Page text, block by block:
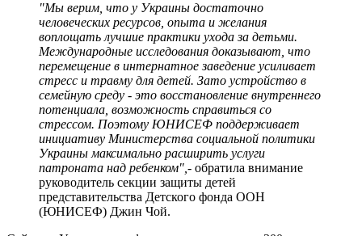
"Мы верим, что у Украины достаточно
человеческих ресурсов, опыта и желания
воплощать лучшие практики ухода за детьми.
Международные исследования доказывают, что
перемещение в интернатное заведение усиливает
стресс и травму для детей. Зато устройство в
семейную среду - это восстановление внутреннего
потенциала, возможность справиться со
стрессом. Поэтому ЮНИСЕФ поддерживает
инициативу Министерства социальной политики
Украины максимально расширить услуги
патроната над ребенком", - обратила внимание
руководитель секции защиты детей
представительства Детского фонда ООН
(ЮНИСЕФ) Джин Чой.